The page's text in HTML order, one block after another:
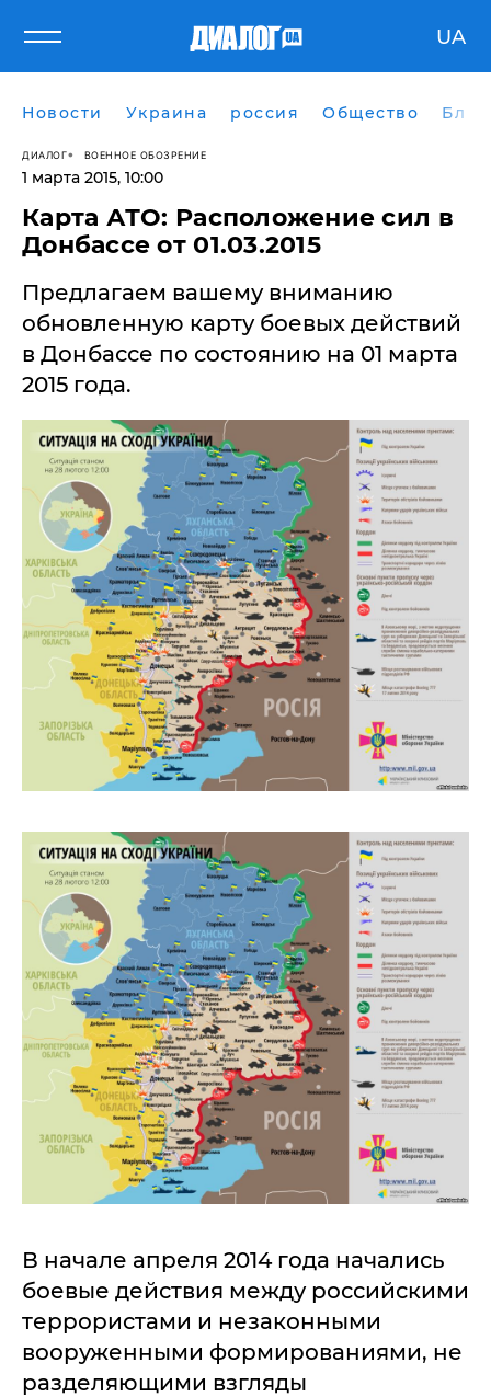
UA
Новости Украина россия Общество
ДИАЛОГ ВОЕННОЕ ОБОЗРЕНИЕ
1 марта 2015, 10:00
Карта АТО: Расположение сил в
Донбассе от 01.03.2015
Предлагаем вашему вниманию
обновленную карту боевых действий
в Донбассе по состоянию на 01 марта
2015 года.
В начале апреля 2014 года начались
боевые действия между российскими
террористами и незаконными
вооруженными формированиями, не
разделяющими взгляды